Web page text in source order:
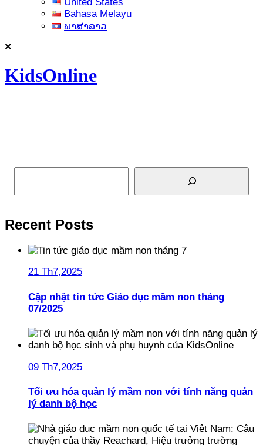
Bahasa Melayu
ພາສາລາວ
KidsOnline
Tìm kiếm
Recent Posts
21 Th7,2025
Cập nhật tin tức Giáo dục mầm non tháng
07/2025
09 Th7,2025
Tối ưu hóa quản lý mầm non với tính năng quản
lý danh bộ học